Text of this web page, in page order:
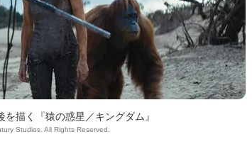
描く『猿の惑星／キングダム』
Studios. All Rights Reserved.